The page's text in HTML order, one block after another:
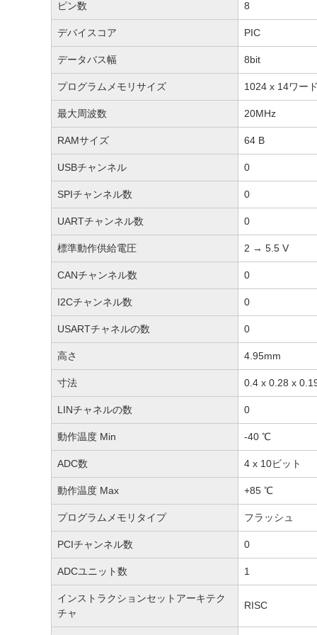
ピン数 8
デバイスコア PIC
データバス幅 8bit
プログラムメモリサイズ 1024 x 14ワー
最大周波数 20MHz
RAMサイズ 64 B
USBチャンネル 0
SPIチャンネル数 0
UARTチャンネル数 0
標準動作供給電圧 2 → 5.5 V
CANチャンネル数 0
I2Cチャンネル数 0
USARTチャネルの数 0
高さ 4.95mm
寸法 0.4 x 0.28 x
LINチャネルの数 0
動作温度 Min -40 ℃
ADC数 4 x 10ビット
動作温度 Max +85 ℃
プログラムメモリタイプ フラッシュ
PCIチャンネル数 0
ADCユニット数 1
インストラクションセットアーキテク
チャ
RISC